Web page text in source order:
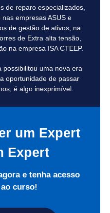
de reparo especializados,
empresas ASUS e
de gestão de ativos, na
de Extra alta tensão,
na empresa ISA CTEEP.
possibilitou uma nova era
oportunidade de passar
é algo inexprimível.
um Expert
Expert
e tenha acesso
curso!